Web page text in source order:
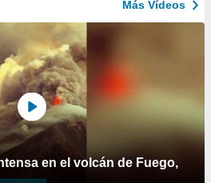
Más Vídeos
en el volcán de Fuego,